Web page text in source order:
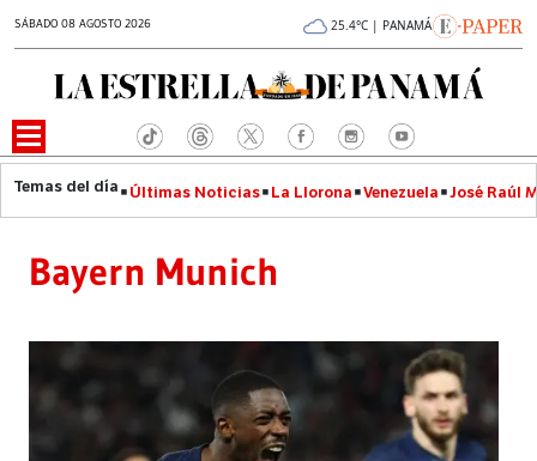
SÁBADO 08 AGOSTO 2026 25.4°C | PANAMÁ
Últimas Noticias La Llorona Venezuela José Raúl
Bayern Munich